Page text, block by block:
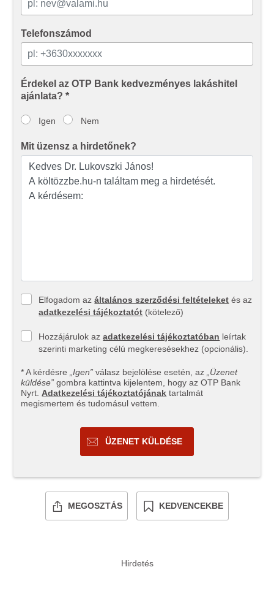
Telefonszámod
Érdekel az OTP Bank kedvezményes lakáshitel
ajánlata? *
Igen Nem
Mit üzensz a hirdetőnek?
Elfogadom azáltalános szerződési feltételeket és az
adatkezelési tájékoztatót (kötelező)
Hozzájárulok azadatkezelési tájékoztatóban leírtak
szerinti marketing célú megkeresésekhez (opcionális).
* A kérdésre „Igen” válasz bejelölése esetén, az
„Üzenet
küldése” gombra kattintva kijelentem, hogy az OTP Bank
Nyrt. Adatkezelési tájékoztatójának tartalmát
megismertem és tudomásul vettem.
ÜZENET KÜLDÉSE
MEGOSZTÁS KEDVENCEKBE